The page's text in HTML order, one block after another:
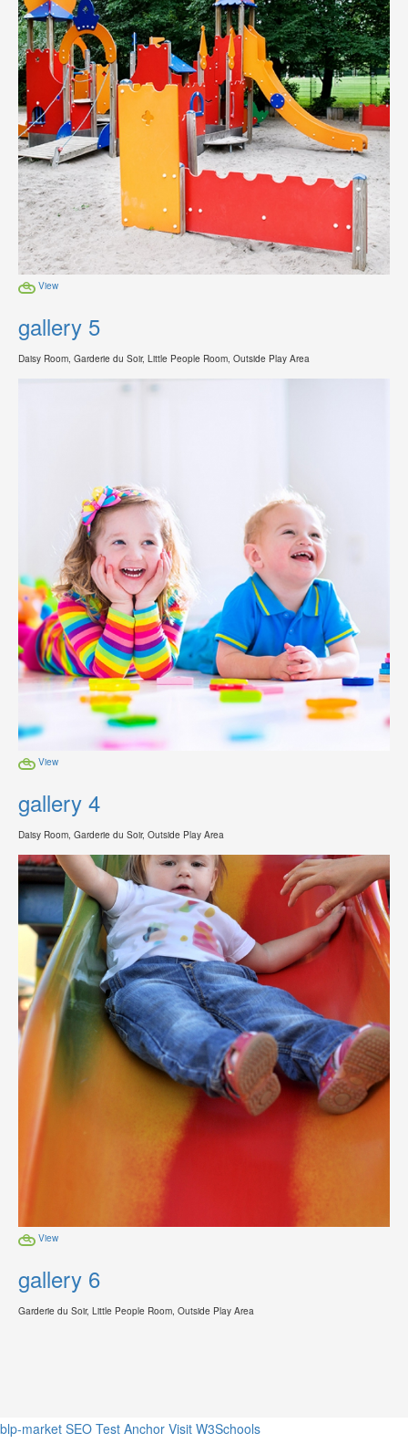
View
gallery 5
Daisy Room, Garderie du Soir, Little People Room, Outside Play Area
View
gallery 4
Daisy Room, Garderie du Soir, Outside Play Area
View
gallery 6
Garderie du Soir, Little People Room, Outside Play Area
blp-market SEO Test Anchor Visit W3Schools